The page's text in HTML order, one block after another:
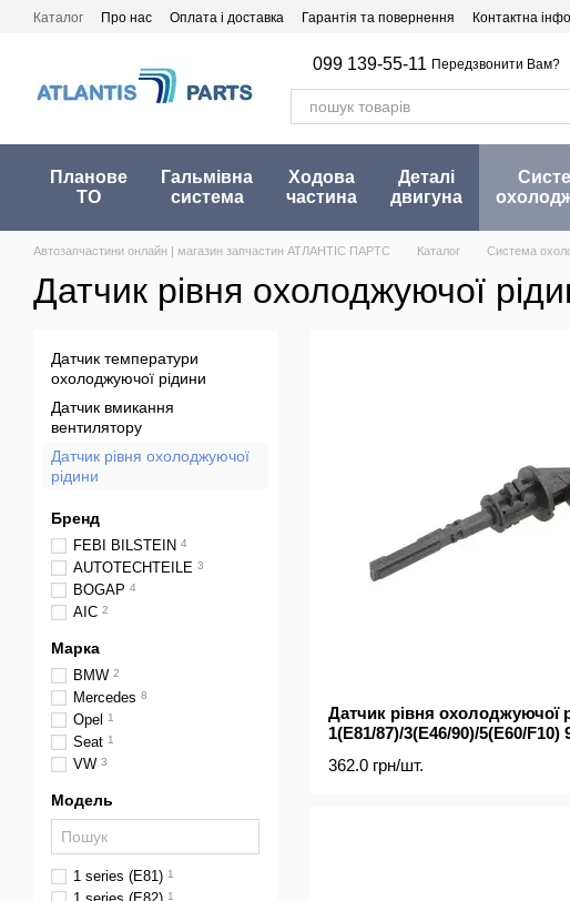
Перейти до основного контенту
Каталог Про нас Оплата і доставка Гарантія та повернення Контактна
099 139-55-11 Передзвонити Вам?
Планове
ТО
Гальмівна
система
Ходова
частина
Деталі
двигуна
Автозапчастини онлайн | магазин запчастин АТЛАНТІС ПАРТС Каталог Система
Датчик рівня охолоджуючої
Датчик рівня охолоджуючої
1(E81/87)/3(E46/90)/5(E60/F10)
362.0 грн/шт.
Датчик температури
охолоджуючої рідини
Датчик вмикання
вентилятору
Датчик рівня охолоджуючої
рідини
Бренд
FEBI BILSTEIN 4
AUTOTECHTEILE 3
BOGAP 4
AIC 2
Марка
BMW 2
Mercedes 8
Opel 1
Seat 1
VW 3
Модель
1 series (E81) 1
1